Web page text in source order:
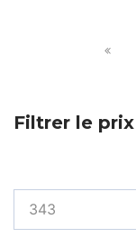
Filtrer le prix